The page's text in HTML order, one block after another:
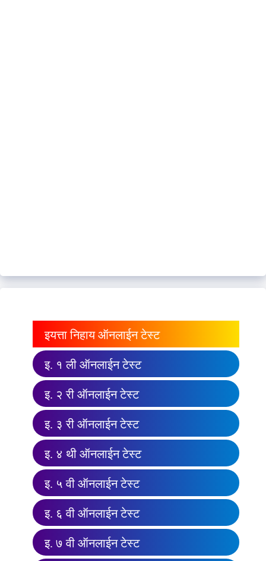
इयत्ता निहाय ऑनलाईन टेस्ट
इ. १ ली ऑनलाईन टेस्ट
इ. २ री ऑनलाईन टेस्ट
इ. ३ री ऑनलाईन टेस्ट
इ. ४ थी ऑनलाईन टेस्ट
इ. ५ वी ऑनलाईन टेस्ट
इ. ६ वी ऑनलाईन टेस्ट
इ. ७ वी ऑनलाईन टेस्ट